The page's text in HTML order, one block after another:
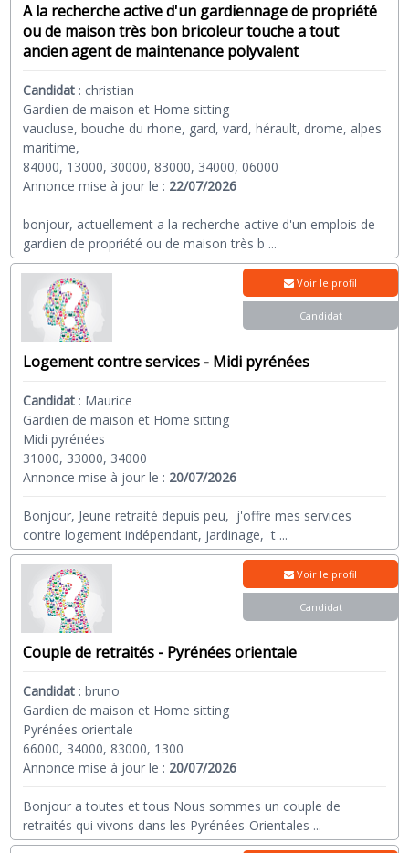
A la recherche active d'un gardiennage de propriété
ou de maison très bon bricoleur touche a tout
ancien agent de maintenance polyvalent
Candidat : christian
Gardien de maison et Home sitting
vaucluse, bouche du rhone, gard, vard, hérault, drome, alpes
maritime,
84000, 13000, 30000, 83000, 34000, 06000
Annonce mise à jour le : 22/07/2026
bonjour, actuellement a la recherche active d'un emplois de
gardien de propriété ou de maison très b ...
Logement contre services - Midi pyrénées
Candidat : Maurice
Gardien de maison et Home sitting
Midi pyrénées
31000, 33000, 34000
Annonce mise à jour le : 20/07/2026
Bonjour, Jeune retraité depuis peu, j'offre mes services
contre logement indépendant, jardinage, t ...
Voir le profil
Candidat
Couple de retraités - Pyrénées orientale
Candidat :bruno
Gardien de maison et Home sitting
Pyrénées orientale
66000, 34000, 83000, 1300
Annonce mise à jour le : 20/07/2026
Bonjour a toutes et tous Nous sommes un couple de
retraités qui vivons dans les Pyrénées-Orientales ...
Voir le profil
Candidat